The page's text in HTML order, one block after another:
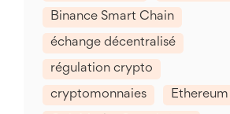
Binance Smart Chain
échange décentralisé
régulation crypto
cryptomonnaies Ethereum